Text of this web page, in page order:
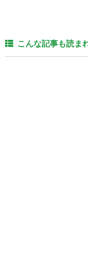
こんな記事も読ま